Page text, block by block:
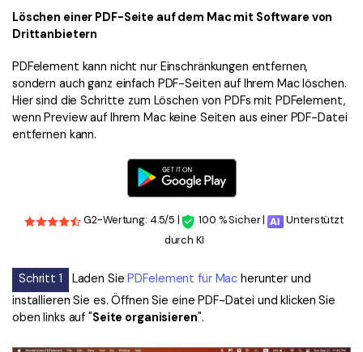
Löschen einer PDF-Seite auf dem Mac mit Software von
Drittanbietern
PDFelement kann nicht nur Einschränkungen entfernen,
sondern auch ganz einfach PDF-Seiten auf Ihrem Mac löschen.
Hier sind die Schritte zum Löschen von PDFs mit PDFelement,
wenn Preview auf Ihrem Mac keine Seiten aus einer PDF-Datei
entfernen kann.
G2-Wertung: 4.5/5 | 100 % Sicher |
Unterstützt
durch KI
Schritt 1 Laden Sie PDFelement für Mac herunter und
installieren Sie es. Öffnen Sie eine PDF-Datei und klicken Sie
oben links auf "Seite organisieren".